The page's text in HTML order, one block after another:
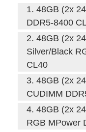
48GB (2x
DDR5-8400
48GB (2x
Silver/Black
CL40
48GB (2x
CUDIMM
48GB (2x
RGB MPower